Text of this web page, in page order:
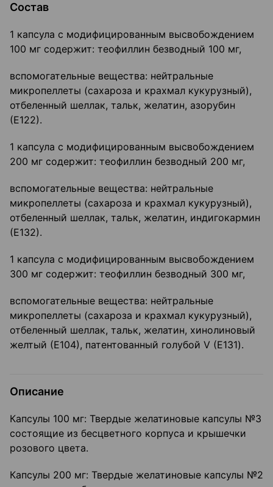
Состав
1 капсула с модифицированным высвобождением
100 мг содержит: теофиллин безводный 100 мг,
вспомогательные вещества: нейтральные
микропеллеты (сахароза и крахмал кукурузный),
отбеленный шеллак, тальк, желатин, азорубин
(Е122).
1 капсула с модифицированным высвобождением
200 мг содержит: теофиллин безводный 200 мг,
вспомогательные вещества: нейтральные
микропеллеты (сахароза и крахмал кукурузный),
отбеленный шеллак, тальк, желатин, индигокармин
(Е132).
1 капсула с модифицированным высвобождением
300 мг содержит: теофиллин безводный 300 мг,
вспомогательные вещества: нейтральные
микропеллеты (сахароза и крахмал кукурузный),
отбеленный шеллак, тальк, желатин, хинолиновый
желтый (Е104), патентованный голубой V (Е131).
Описание
Капсулы 100 мг: Твердые желатиновые капсулы №3
состоящие из бесцветного корпуса и крышечки
розового цвета.
Капсулы 200 мг: Твердые желатиновые капсулы №2